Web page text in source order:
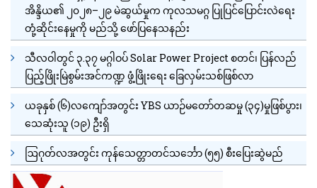
အိန္ဒိယ၏ ၂၀၂၈–၂၉ မဲဆွယ်မှုက ကုလသမဂ္ဂ ပြုပြင်ပြောင်းလဲရေး
တုံ့ဆိုင်းနေမှုကို မည်သို့ ဖော်ပြနေသနည်း
သီလဝါတွင် ၃.၃၇ မဂ္ဂါဝပ် Solar Power Project စတင်၊ ပြန်လည်
ပြည့်ဖြိုးမြဲစွမ်းအင်ကဏ္ဍ ဖွံ့ဖြိုးရေး ခြေလှမ်းသစ်ဖြစ်လာ
ယခုနှစ် (၆)လကျော်အတွင်း YBS ယာဉ်မတော်တဆမှု (၃၄)မှုဖြစ်ပွား၊
သေဆုံးသူ (၁၉) ဦးရှိ
ဩဂုတ်လအတွင်း ကုန်သေတ္တာတင်သင်္ဘော (၅၅) စီးပြေးဆွဲမည်